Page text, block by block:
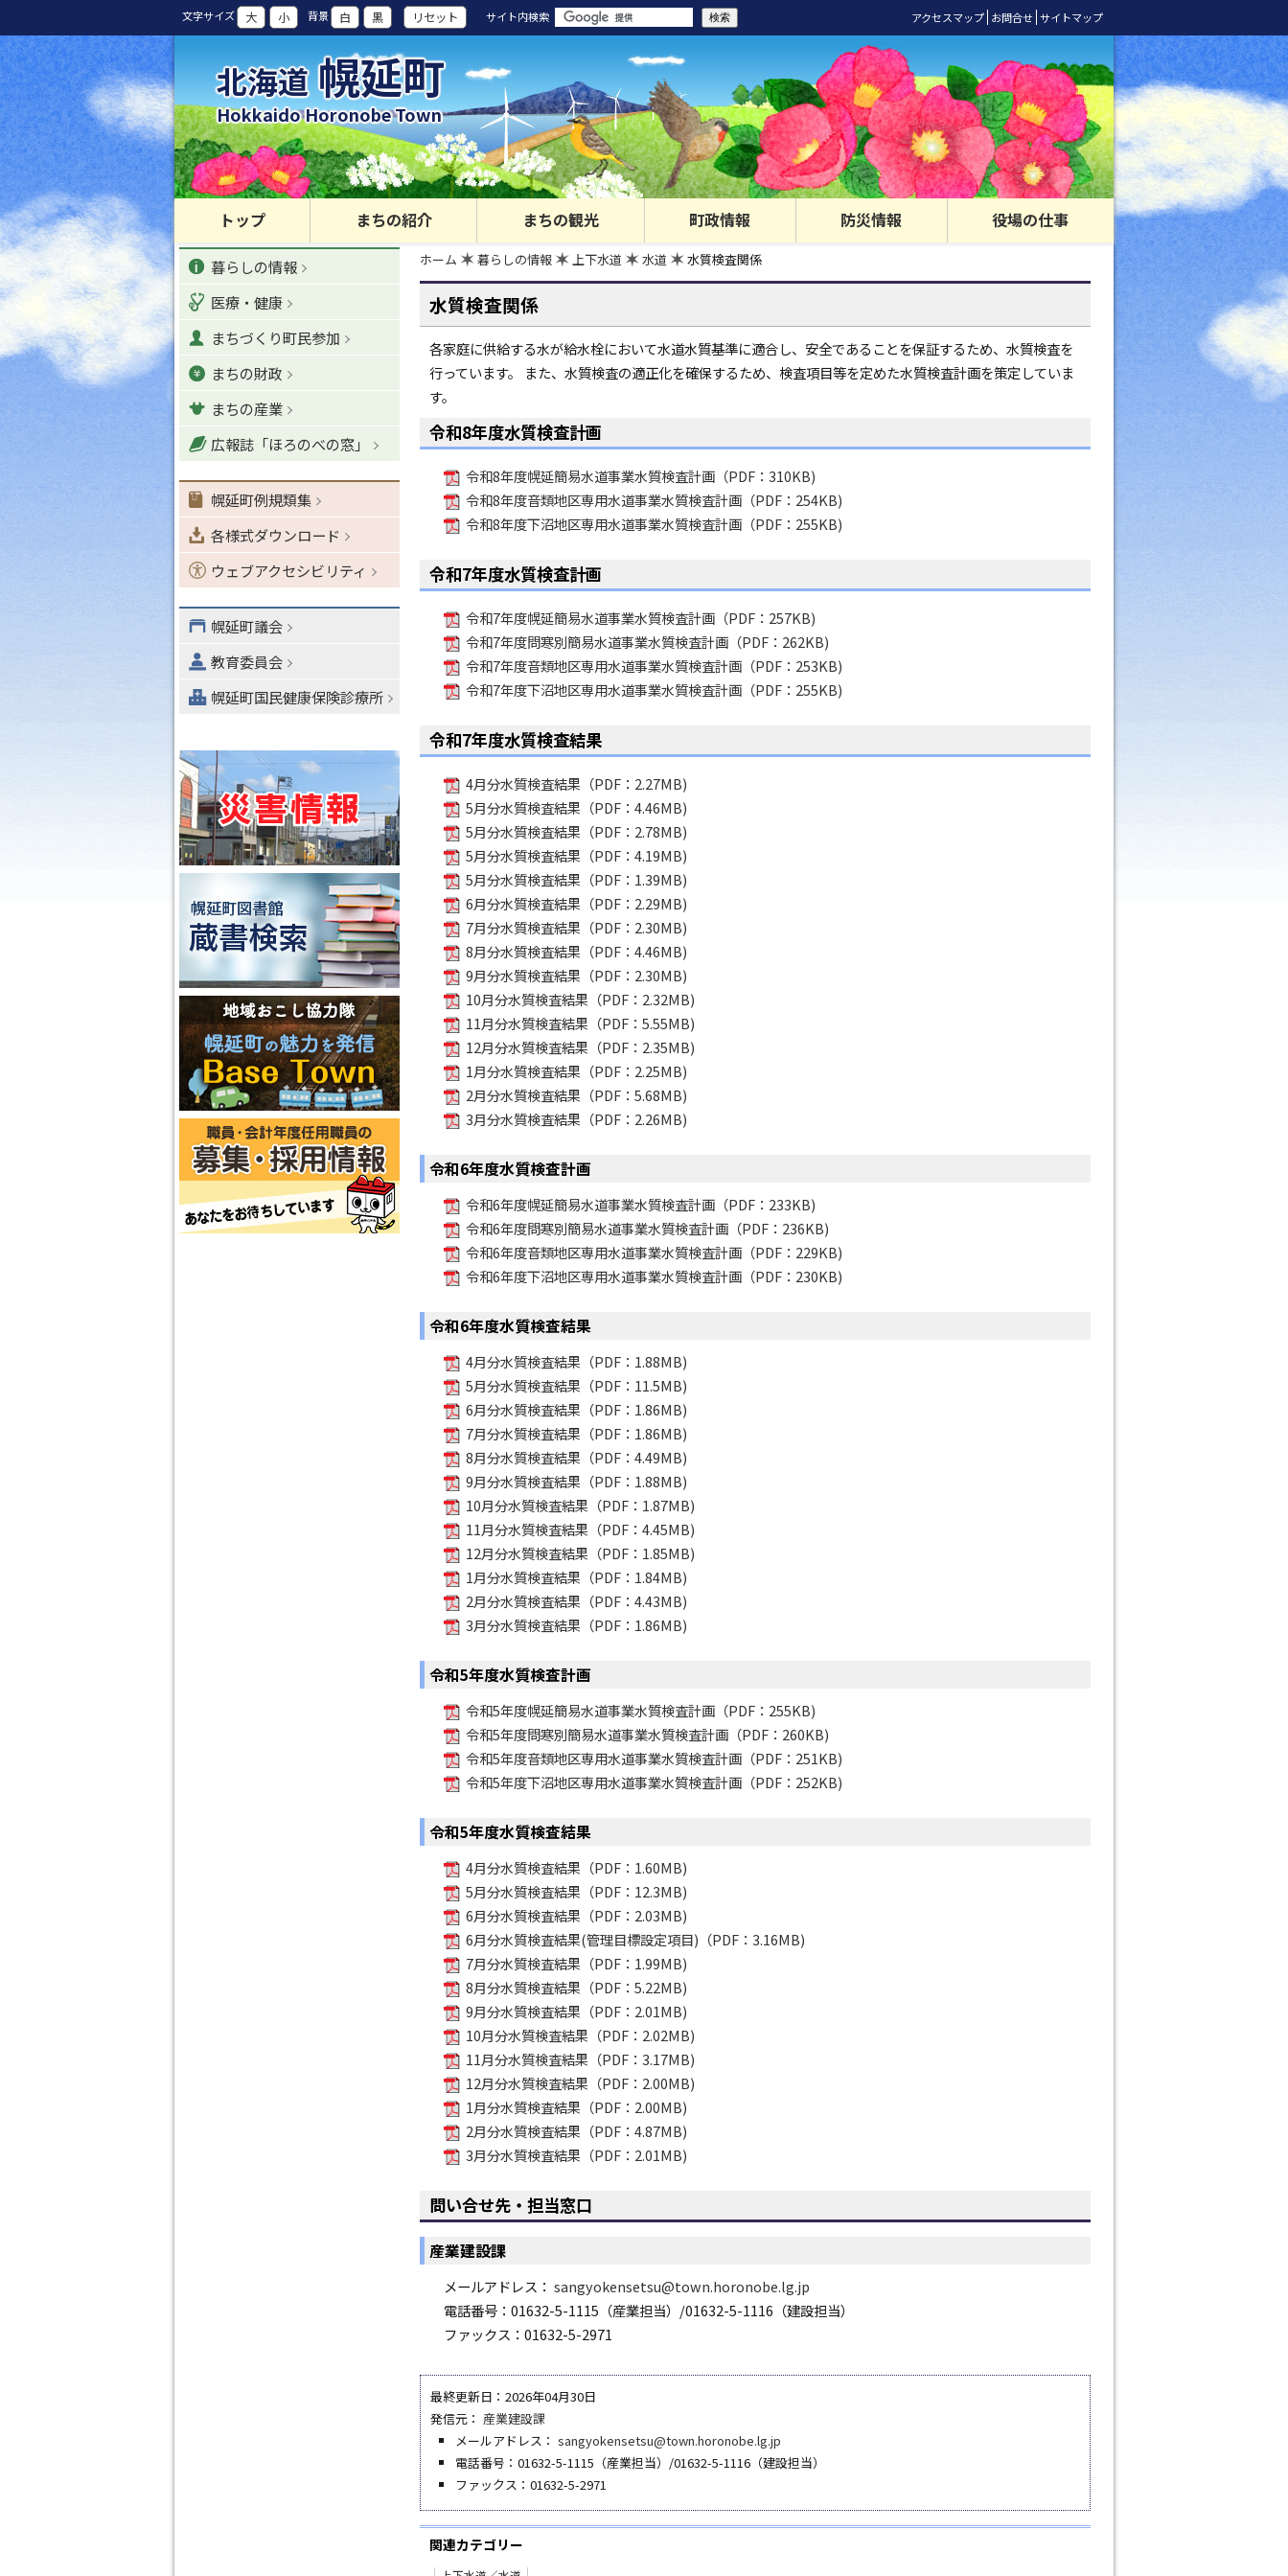
文
へ
カ
テ
ゴ
リ
ー
・
メ
ニ
ー
ビ
ゲ
ー
シ
ョ
ン
・
メ
ュ
北海道 幌延町
Hokkaido Horonobe Town
文字サイズ 大 小 背景 白 黒 リセット サイト内検索 アクセスマップ お問合せ サイトマップ
トップ まちの紹介 まちの観光 町政情報 防災情報 役場の仕事
現
在
位
階
ホーム 暮らしの情報 上下水道 水道 水質検査関係
水質検査関係
各家庭に供給する水が給水栓において水道水質基準に適合し、安全であることを保証するため、水質検査を
行っています。 また、水質検査の適正化を確保するため、検査項目等を定めた水質検査計画を策定していま
す。
令和8年度水質検査計画
令和8年度幌延簡易水道事業水質検査計画（PDF：310KB)
令和8年度音類地区専用水道事業水質検査計画（PDF：254KB)
令和8年度下沼地区専用水道事業水質検査計画（PDF：255KB)
令和7年度水質検査計画
令和7年度幌延簡易水道事業水質検査計画（PDF：257KB)
令和7年度問寒別簡易水道事業水質検査計画（PDF：262KB)
令和7年度音類地区専用水道事業水質検査計画（PDF：253KB)
令和7年度下沼地区専用水道事業水質検査計画（PDF：255KB)
令和7年度水質検査結果
4月分水質検査結果（PDF：2.27MB)
5月分水質検査結果（PDF：4.46MB)
5月分水質検査結果（PDF：2.78MB)
5月分水質検査結果（PDF：4.19MB)
5月分水質検査結果（PDF：1.39MB)
6月分水質検査結果（PDF：2.29MB)
7月分水質検査結果（PDF：2.30MB)
8月分水質検査結果（PDF：4.46MB)
9月分水質検査結果（PDF：2.30MB)
10月分水質検査結果（PDF：2.32MB)
11月分水質検査結果（PDF：5.55MB)
12月分水質検査結果（PDF：2.35MB)
1月分水質検査結果（PDF：2.25MB)
2月分水質検査結果（PDF：5.68MB)
3月分水質検査結果（PDF：2.26MB)
令和6年度水質検査計画
令和6年度幌延簡易水道事業水質検査計画（PDF：233KB)
令和6年度問寒別簡易水道事業水質検査計画（PDF：236KB)
令和6年度音類地区専用水道事業水質検査計画（PDF：229KB)
令和6年度下沼地区専用水道事業水質検査計画（PDF：230KB)
令和6年度水質検査結果
4月分水質検査結果（PDF：1.88MB)
5月分水質検査結果（PDF：11.5MB)
6月分水質検査結果（PDF：1.86MB)
7月分水質検査結果（PDF：1.86MB)
8月分水質検査結果（PDF：4.49MB)
9月分水質検査結果（PDF：1.88MB)
10月分水質検査結果（PDF：1.87MB)
11月分水質検査結果（PDF：4.45MB)
12月分水質検査結果（PDF：1.85MB)
1月分水質検査結果（PDF：1.84MB)
2月分水質検査結果（PDF：4.43MB)
3月分水質検査結果（PDF：1.86MB)
令和5年度水質検査計画
令和5年度幌延簡易水道事業水質検査計画（PDF：255KB)
令和5年度問寒別簡易水道事業水質検査計画（PDF：260KB)
令和5年度音類地区専用水道事業水質検査計画（PDF：251KB)
令和5年度下沼地区専用水道事業水質検査計画（PDF：252KB)
令和5年度水質検査結果
4月分水質検査結果（PDF：1.60MB)
5月分水質検査結果（PDF：12.3MB)
6月分水質検査結果（PDF：2.03MB)
6月分水質検査結果(管理目標設定項目)（PDF：3.16MB)
7月分水質検査結果（PDF：1.99MB)
8月分水質検査結果（PDF：5.22MB)
9月分水質検査結果（PDF：2.01MB)
10月分水質検査結果（PDF：2.02MB)
11月分水質検査結果（PDF：3.17MB)
12月分水質検査結果（PDF：2.00MB)
1月分水質検査結果（PDF：2.00MB)
2月分水質検査結果（PDF：4.87MB)
3月分水質検査結果（PDF：2.01MB)
問い合せ先・担当窓口
産業建設課
メールアドレス： sangyokensetsu@town.horonobe.lg.jp
電話番号：01632-5-1115（産業担当）/01632-5-1116（建設担当）
ファックス：01632-5-2971
最終更新日：2026年04月30日
発信元： 産業建設課
メールアドレス： sangyokensetsu@town.horonobe.lg.jp
電話番号：01632-5-1115（産業担当）/01632-5-1116（建設担当）
ファックス：01632-5-2971
関連カテゴリー
カ
テ
ゴ
リ
ー
暮らしの情報
医療・健康
まちづくり町民参加
まちの財政
まちの産業
広報誌「ほろのべの窓」
幌延町例規類集
各様式ダウンロード
ウェブアクセシビリティ
幌延町議会
教育委員会
幌延町国民健康保険診療所